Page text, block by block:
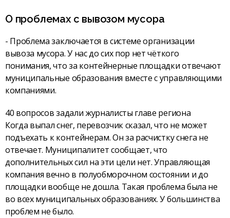
О проблемах с вывозом мусора
- Проблема заключается в системе организации
вывоза мусора. У нас до сих пор нет чёткого
понимания, что за контейнерные площадки отвечают
муниципальные образования вместе с управляющими
компаниями.
40 вопросов задали журналисты главе региона
Когда выпал снег, перевозчик сказал, что не может
подъехать к контейнерам. Он за расчистку снега не
отвечает. Муниципалитет сообщает, что
дополнительных сил на эти цели нет. Управляющая
компания вечно в полуобморочном состоянии и до
площадки вообще не дошла. Такая проблема была не
во всех муниципальных образованиях. У большинства
проблем не было.